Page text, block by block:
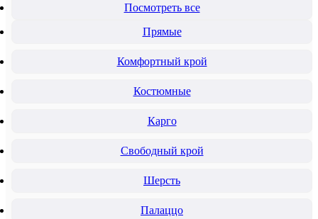
Посмотреть все
Прямые
Комфортный крой
Костюмные
Карго
Свободный крой
Шерсть
Палаццо